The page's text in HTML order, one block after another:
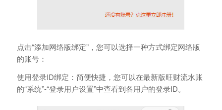
点击“添加网络版绑定”，您可以选择一种方式绑定网络版
的账号：
使用登录ID绑定：简便快捷，您可以在最新版旺财流水账
的“系统”-“登录用户设置”中查看到各用户的登录ID。